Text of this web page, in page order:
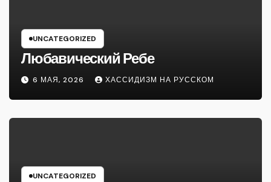
UNCATEGORIZED
Любавический Ребе
6 МАЯ, 2026 ХАССИДИЗМ НА РУССКОМ
UNCATEGORIZED